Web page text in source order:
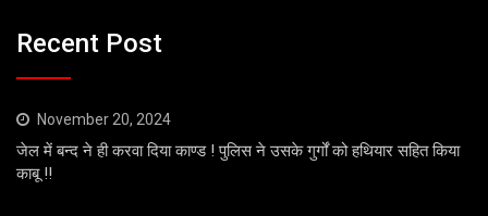
Recent Post
November 20, 2024
जेल में बन्द ने ही करवा दिया काण्ड ! पुलिस ने उसके गुर्गों को हथियार सहित किया
काबू !!